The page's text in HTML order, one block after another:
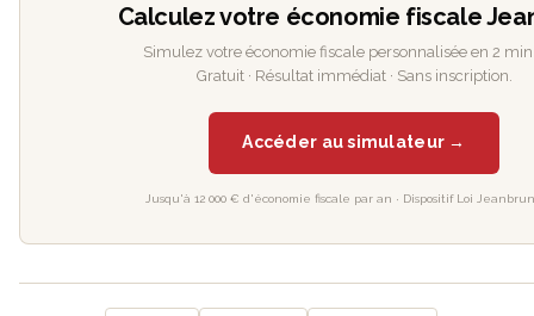
Calculez votre économie fiscale
Simulez votre économie fiscale personnalisée en 2
Gratuit · Résultat immédiat · Sans inscription.
Accéder au simulateur →
Jusqu'à 12 000 € d'économie fiscale par an · Dispositif Loi Jeanbrun